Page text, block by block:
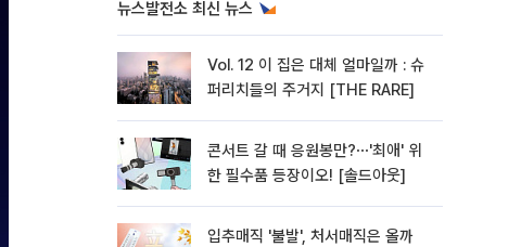
뉴스발전소 최신 뉴스
Vol. 12 이 집은 대체 얼마일까 : 슈
퍼리치들의 주거지 [THE RARE]
콘서트 갈 때 응원봉만?⋯'최애' 위
한 필수품 등장이오! [솔드아웃]
입추매직 '불발', 처서매직은 올까